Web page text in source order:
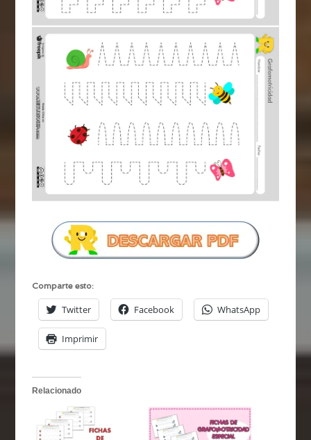
Comparte esto:
Twitter Facebook WhatsApp
Imprimir
Relacionado